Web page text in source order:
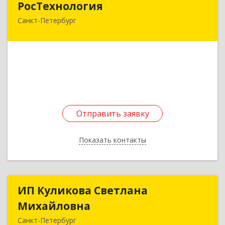
РосТехнология
Санкт-Петербург
Отправить заявку
Показать контакты
198328, Санкт-Петербург г, Маршала Захарова
Отправить заявку
Назад
ИП Куликова Светлана
Михайловна
Санкт-Петербург
ИП Куликова Светлана